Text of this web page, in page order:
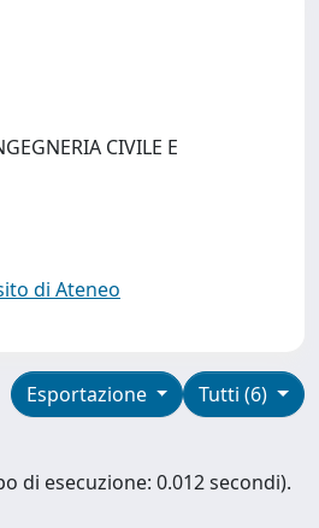
CIVILE E
di Ateneo
Tutti (6)
Esportazione
di esecuzione: 0.012 secondi).